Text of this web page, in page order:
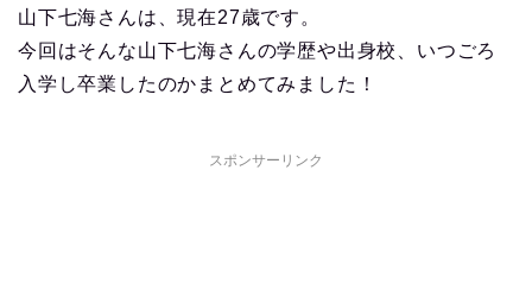
山下七海さんは、現在27歳です。
今回はそんな山下七海さんの学歴や出身校、いつごろ
入学し卒業したのかまとめてみました！
スポンサーリンク